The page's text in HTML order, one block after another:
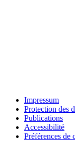
Impressum
Protection des
Publications
Accessibilité
Préférences de